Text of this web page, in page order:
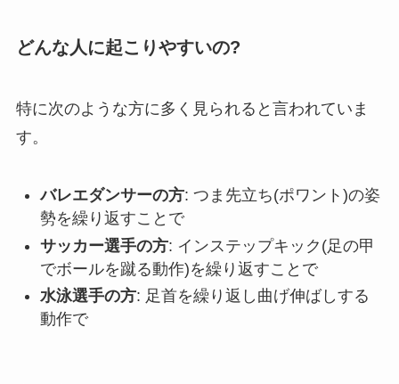
どんな人に起こりやすいの?
特に次のような方に多く見られると言われていま
す。
バレエダンサーの方: つま先立ち(ポワント)の姿
勢を繰り返すことで
サッカー選手の方: インステップキック(足の甲
でボールを蹴る動作)を繰り返すことで
水泳選手の方: 足首を繰り返し曲げ伸ばしする
動作で